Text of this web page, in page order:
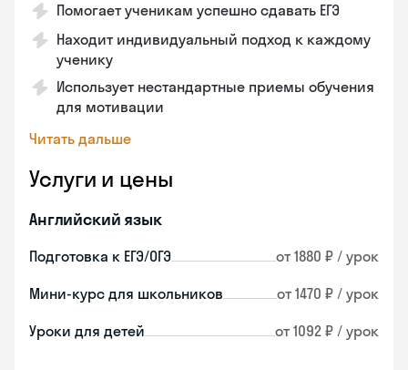
Помогает ученикам успешно сдавать ЕГЭ
Находит индивидуальный подход к каждому
ученику
Использует нестандартные приемы обучения
для мотивации
Читать дальше
Услуги и цены
Английский язык
Подготовка к ЕГЭ/ОГЭ от 1880 ₽ / урок
Мини-курс для школьников от 1470 ₽ / урок
Уроки для детей от 1092 ₽ / урок